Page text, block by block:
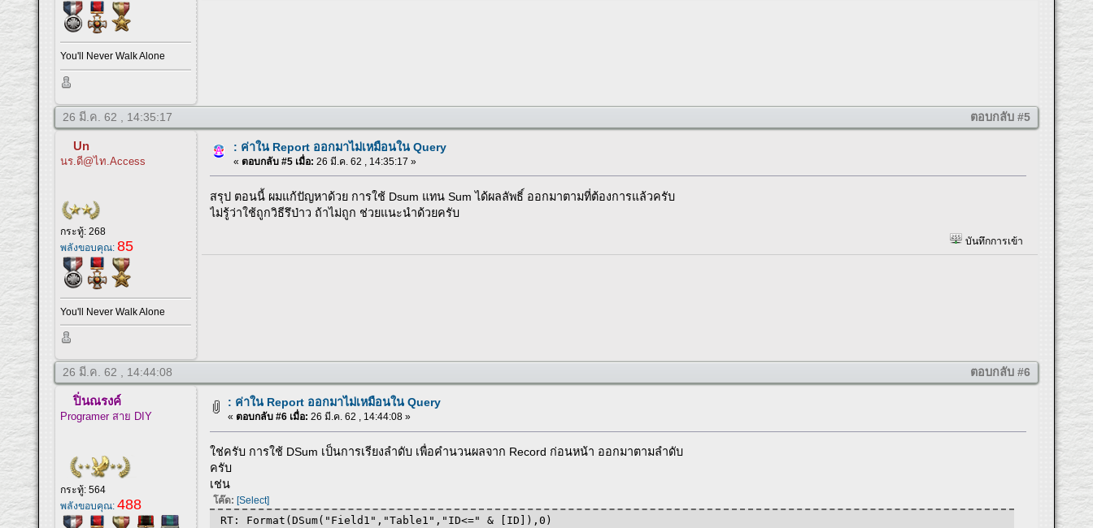
You'll Never Walk Alone
26 มี.ค. 62 , 14:35:17 ตอบกลับ #5
Un
นร.ดี@ไท.Access
กระทู้: 268
พลังขอบคุณ:85
You'll Never Walk Alone
: ค่าใน Report ออกมาไม่เหมือนใน Query
« ตอบกลับ #5 เมื่อ: 26 มี.ค. 62 , 14:35:17 »
สรุป ตอนนี้ ผมแก้ปัญหาด้วย การใช้ Dsum แทน Sum ได้ผลลัพธิ์ ออกมาตามที่ต้องการแล้วครับ
ไม่รู้ว่าใช้ถูกวิธีรึป่าว ถ้าไม่ถูก ช่วยแนะนำด้วยครับ
บันทึกการเข้า
26 มี.ค. 62 , 14:44:08 ตอบกลับ #6
ปิ่นณรงค์
Programer สาย DIY
กระทู้: 564
พลังขอบคุณ:488
: ค่าใน Report ออกมาไม่เหมือนใน Query
« ตอบกลับ #6 เมื่อ: 26 มี.ค. 62 , 14:44:08 »
ใช่ครับ การใช้ DSum เป็นการเรียงลำดับ เพื่อคำนวนผลจาก Record ก่อนหน้า ออกมาตามลำดับ
ครับ
เช่น
โค๊ด: [Select]
RT: Format(DSum("Field1","Table1","ID<=" & [ID]),0)